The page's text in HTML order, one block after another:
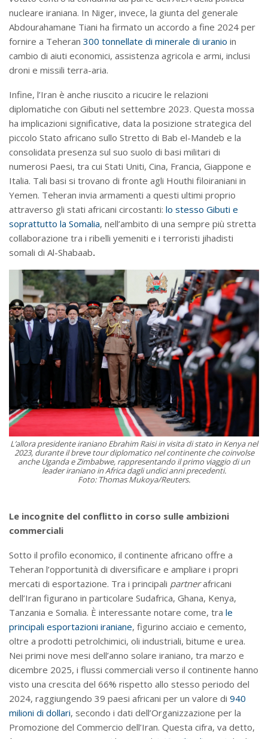
nucleare iraniana. In Niger, invece, la giunta del generale
Abdourahamane Tiani ha firmato un accordo a fine 2024 per
fornire a Teheran 300 tonnellate di minerale di uranio in
cambio di aiuti economici, assistenza agricola e armi, inclusi
droni e missili terra-aria.
Infine, l’Iran è anche riuscito a ricucire le relazioni
diplomatiche con Gibuti nel settembre 2023. Questa mossa
ha implicazioni significative, data la posizione strategica del
piccolo Stato africano sullo Stretto di Bab el-Mandeb e la
consolidata presenza sul suo suolo di basi militari di
numerosi Paesi, tra cui Stati Uniti, Cina, Francia, Giappone e
Italia. Tali basi si trovano di fronte agli Houthi filoiraniani in
Yemen. Teheran invia armamenti a questi ultimi proprio
attraverso gli stati africani circostanti: lo stesso Gibuti e
soprattutto la Somalia, nell’ambito di una sempre più stretta
collaborazione tra i ribelli yemeniti e i terroristi jihadisti
somali di Al-Shabaab.
L’allora presidente iraniano Ebrahim Raisi in visita di stato in Kenya nel
2023, durante il breve tour diplomatico nel continente che coinvolse
anche Uganda e Zimbabwe, rappresentando il primo viaggio di un
leader iraniano in Africa dagli undici anni precedenti.
Foto: Thomas Mukoya/Reuters.
Le incognite del conflitto in corso sulle ambizioni
commerciali
Sotto il profilo economico, il continente africano offre a
Teheran l’opportunità di diversificare e ampliare i propri
mercati di esportazione. Tra i principali partnerafricani
dell’Iran figurano in particolare Sudafrica, Ghana, Kenya,
Tanzania e Somalia. È interessante notare come, tra le
principali esportazioni iraniane, figurino acciaio e cemento,
oltre a prodotti petrolchimici, oli industriali, bitume e urea.
Nei primi nove mesi dell’anno solare iraniano, tra marzo e
dicembre 2025, i flussi commerciali verso il continente hanno
visto una crescita del 66% rispetto allo stesso periodo del
2024, raggiungendo 39 paesi africani per un valore di 940
milioni di dollari, secondo i dati dell’Organizzazione per la
Promozione del Commercio dell’Iran. Questa cifra, va detto,